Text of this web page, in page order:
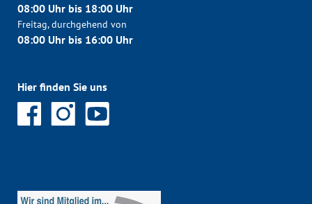
08:00 Uhr bis 18:00 Uhr
Freitag, durchgehend von
08:00 Uhr bis 16:00 Uhr
Hier finden Sie uns